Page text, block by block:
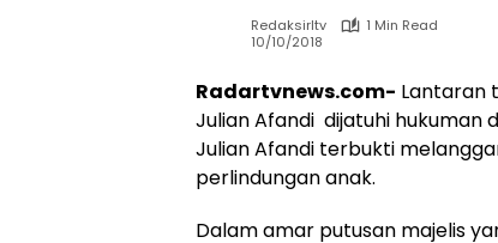
Redaksirltv
1 Min Read
10/10/2018
Radartvnews.com- Lantaran
Julian Afandi dijatuhi hukuman
Julian Afandi terbukti
perlindungan anak.
Dalam amar putusan majelis